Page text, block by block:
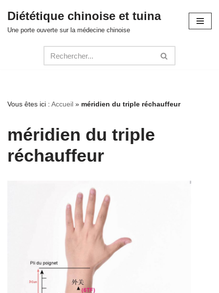
Aller
Diététique chinoise et tuina
Une porte ouverte sur la médecine chinoise
Vous êtes ici : Accueil » méridien du triple réchauffeur
méridien du triple
réchauffeur